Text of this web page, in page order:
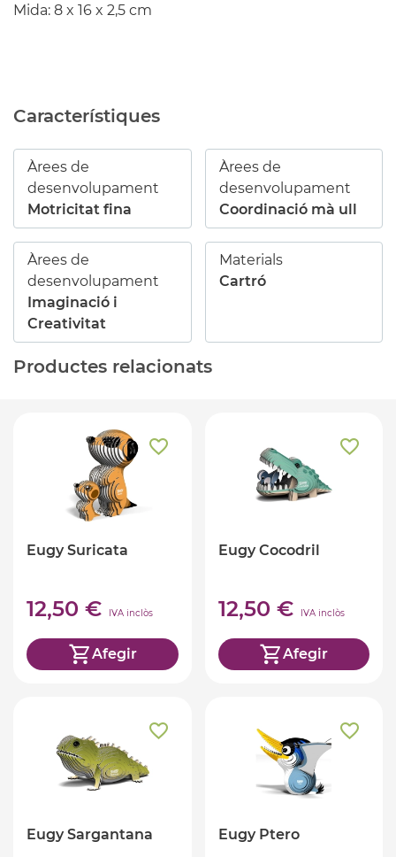
Mida: 8 x 16 x 2,5 cm
Característiques
Àrees de
desenvolupament
Motricitat fina
Àrees de
desenvolupament
Coordinació mà ull
Àrees de
desenvolupament
Imaginació i
Creativitat
Materials
Cartró
Productes relacionats
Eugy Suricata
12,50 € IVA inclòs
Afegir
Eugy Cocodril
12,50 € IVA inclòs
Afegir
Eugy Sargantana Eugy Ptero